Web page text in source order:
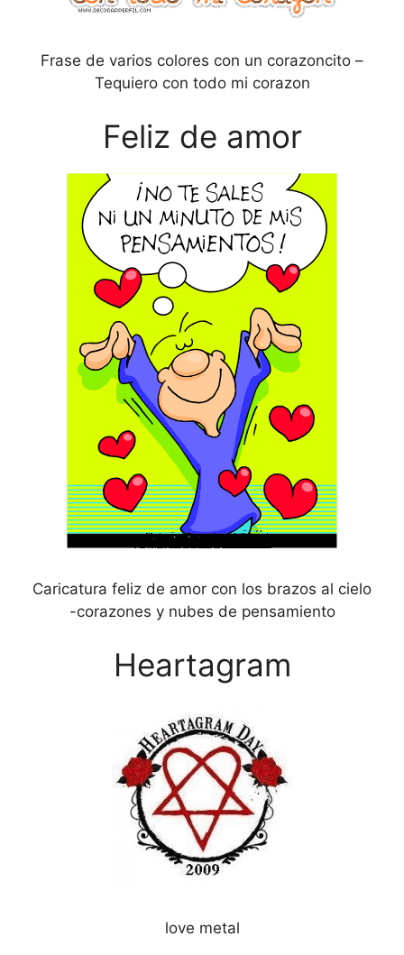
Frase de varios colores con un corazoncito –
Tequiero con todo mi corazon
Feliz de amor
Caricatura feliz de amor con los brazos al cielo
-corazones y nubes de pensamiento
Heartagram
love metal